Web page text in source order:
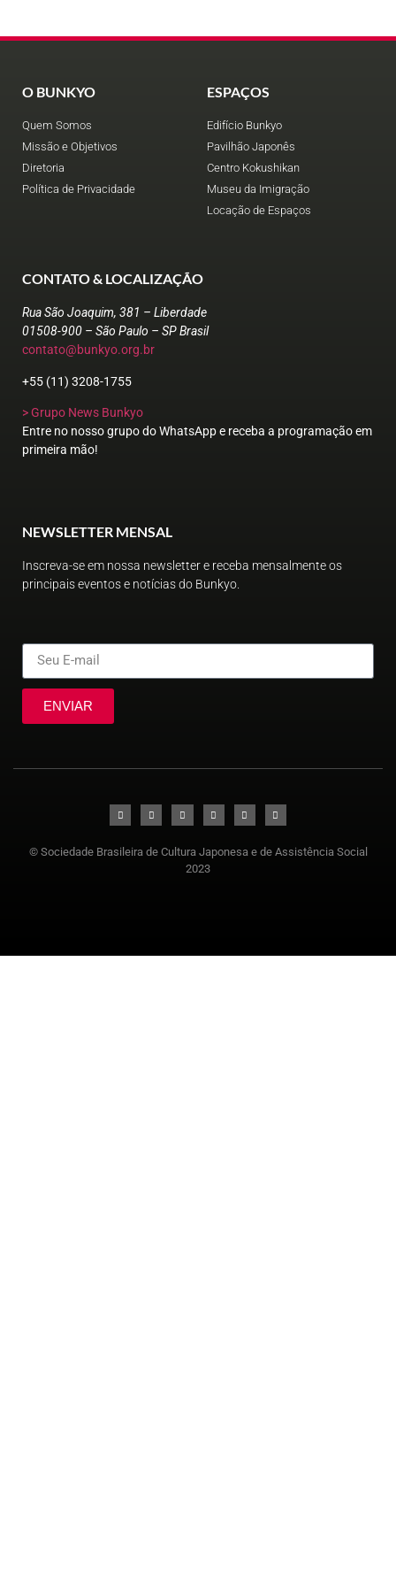
O BUNKYO
Quem Somos
Missão e Objetivos
Diretoria
Política de Privacidade
ESPAÇOS
Edifício Bunkyo
Pavilhão Japonês
Centro Kokushikan
Museu da Imigração
Locação de Espaços
CONTATO & LOCALIZAÇÃO
Rua São Joaquim, 381 – Liberdade
01508-900 – São Paulo – SP Brasil
contato@bunkyo.org.br
+55 (11) 3208-1755
> Grupo News Bunkyo
Entre no nosso grupo do WhatsApp e receba a programação em
primeira mão!
NEWSLETTER MENSAL
Inscreva-se em nossa newsletter e receba mensalmente os
principais eventos e notícias do Bunkyo.
ENVIAR
© Sociedade Brasileira de Cultura Japonesa e de Assistência Social
2023